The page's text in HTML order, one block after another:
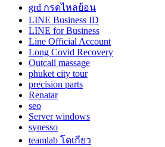
grd กรดไหลย้อน
LINE Business ID
LINE for Business
Line Official Account
Long Covid Recovery
Outcall massage
phuket city tour
precision parts
Renatar
seo
Server windows
synesso
teamlab โตเกียว